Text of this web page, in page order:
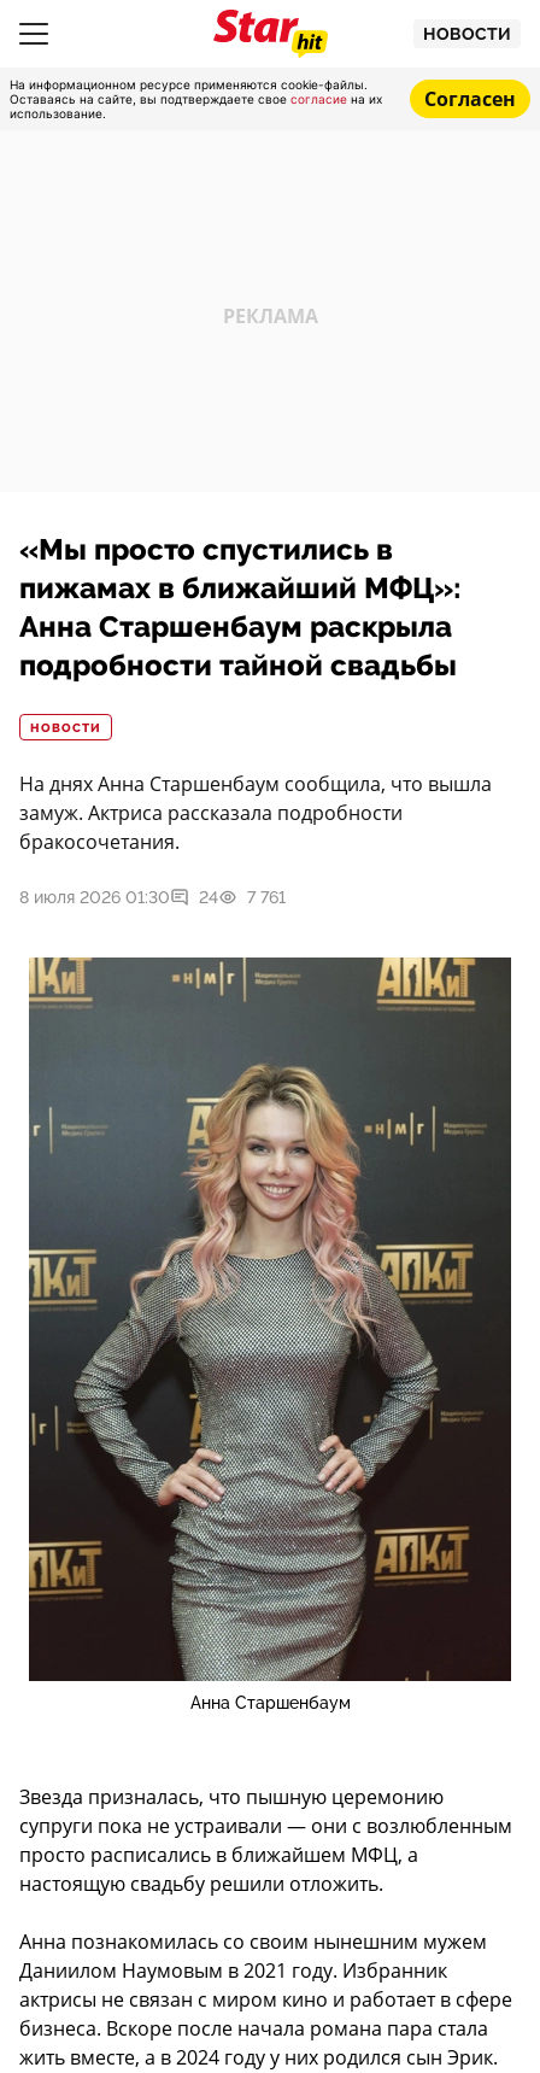
НОВОСТИ
На информационном ресурсе применяются cookie-файлы.
Оставаясь на сайте, вы подтверждаете свое согласие на их
использование.
Согласен
«Мы просто спустились в
пижамах в ближайший МФЦ»:
Анна Старшенбаум раскрыла
подробности тайной свадьбы
НОВОСТИ
На днях Анна Старшенбаум сообщила, что вышла
замуж. Актриса рассказала подробности
бракосочетания.
8 июля 2026 01:30 24 7 761
Анна Старшенбаум
Звезда призналась, что пышную церемонию
супруги пока не устраивали — они с возлюбленным
просто расписались в ближайшем МФЦ, а
настоящую свадьбу решили отложить.
Анна познакомилась со своим нынешним мужем
Даниилом Наумовым в 2021 году. Избранник
актрисы не связан с миром кино и работает в сфере
бизнеса. Вскоре после начала романа пара стала
жить вместе, а в 2024 году у них родился сын Эрик.